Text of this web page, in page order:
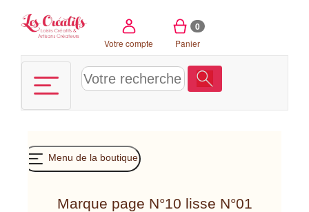
Votre compte
0
Panier
Menu de la boutique
Marque page N°10 lisse N°01